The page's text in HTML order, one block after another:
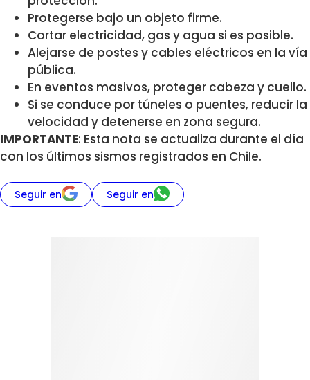
Protegerse bajo un objeto firme.
Cortar electricidad, gas y agua si es posible.
Alejarse de postes y cables eléctricos en la vía
pública.
En eventos masivos, proteger cabeza y cuello.
Si se conduce por túneles o puentes, reducir la
velocidad y detenerse en zona segura.
IMPORTANTE: Esta nota se actualiza durante el día
con los últimos sismos registrados en Chile.
Seguir en Seguir en